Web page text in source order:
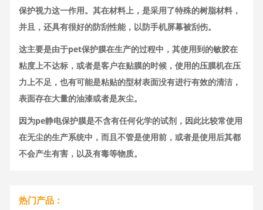
保护视力这一作用。其在材料上，是采用了特殊的树脂材料，
并且，还具有很好的防刮性能，以防手机屏幕被刮伤。
这主要是由于pet保护膜在生产的过程中，其使用到的敏胶在
粘度上不达标，或者是客户在贴膜的时候，使用的压膜机在压
力上不足，也有可能是粘贴的型材表面没有进行有效的清洁，
表面存在大量的油漆或者是灰尘。
因为pe静电保护膜是不含有任何化学的试剂，因此比较常使用
在无尘的生产系统中，而且不管是使用前，或者是使用后其都
不会产生有害，以及有毒等物质。
热门产品：